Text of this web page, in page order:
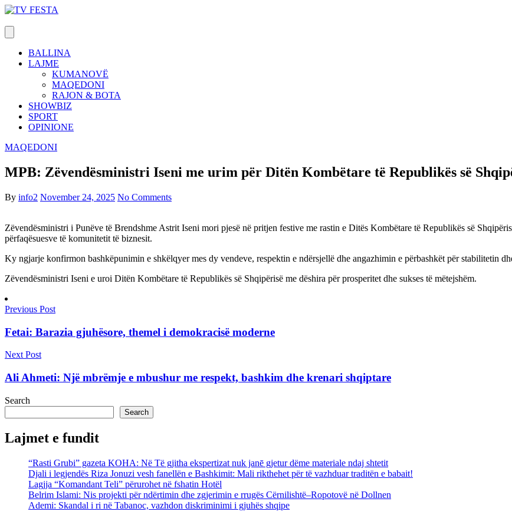
Skip
content
BALLINA
LAJME
KUMANOVË
MAQEDONI
RAJON & BOTA
SHOWBIZ
SPORT
OPINIONE
MAQEDONI
MPB: Zëvendësministri Iseni me urim për Ditën Kombëtare të Republikës së
By info2 November 24, 2025 No Comments
Zëvendësministri i Punëve të Brendshme Astrit Iseni mori pjesë në pritjen festive me rastin e Ditës Kombëtare të Republikës së
përfaqësuesve të komunitetit të biznesit.
Ky ngjarje konfirmon bashkëpunimin e shkëlqyer mes dy vendeve, respektin e ndërsjellë dhe angazhimin e përbashkët për stabilitetin
Zëvendësministri Iseni e uroi Ditën Kombëtare të Republikës së Shqipërisë me dëshira për prosperitet dhe sukses të mëtejshëm.
Previous Post
Fetai: Barazia gjuhësore, themel i demokracisë moderne
Next Post
Ali Ahmeti: Një mbrëmje e mbushur me respekt, bashkim dhe krenari shqiptare
Search
Search
Lajmet e fundit
“Rasti Grubi” gazeta KOHA: Në Të gjitha ekspertizat nuk janē gjetur dëme materiale ndaj shtetit
Djali i legjendës Riza Jonuzi vesh fanellën e Bashkimit: Mali rikthehet për të vazhduar traditën e babait!
Lagjja “Komandant Teli” përurohet në fshatin Hotël
Belrim Islami: Nis projekti për ndërtimin dhe zgjerimin e rrugës Cërnilishtë–Ropotovë në Dollnen
Ademi: Skandal i ri në Tabanoc, vazhdon diskriminimi i gjuhës shqipe